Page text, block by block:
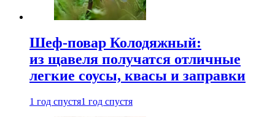
Шеф-повар Колодяжный:
из щавеля получатся отличные
легкие соусы, квасы и заправки
1 год спустя1 год спустя